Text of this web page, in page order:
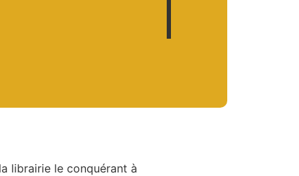
librairie le conquérant à